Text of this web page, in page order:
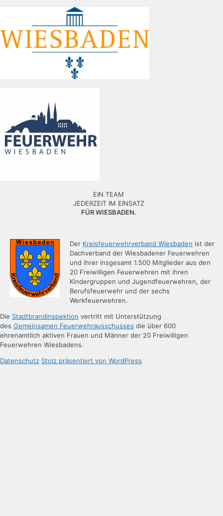
EIN TEAM
JEDERZEIT IM EINSATZ
FÜR WIESBADEN.
Der Kreisfeuerwehrverband Wiesbaden ist der
Dachverband der Wiesbadener Feuerwehren
und ihrer insgesamt 1.500 Mitglieder aus den
20 Freiwilligen Feuerwehren mit ihren
Kindergruppen und Jugendfeuerwehren, der
Berufsfeuerwehr und der sechs
Werkfeuerwehren.
Die Stadtbrandinspektion vertritt mit Unterstützung
des Gemeinsamen Feuerwehrausschusses die über 600
ehrenamtlich aktiven Frauen und Männer der 20 Freiwilligen
Feuerwehren Wiesbadens.
Datenschutz Stolz präsentiert von WordPress